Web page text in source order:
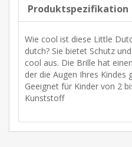
Produktspezifikation
Wie cool ist diese Little
dutch? Sie bietet Schutz
cool aus. Die Brille hat
der die Augen Ihres Kindes
Geeignet für Kinder von 2
Kunststoff